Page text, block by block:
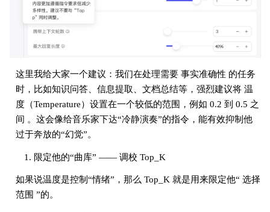
这里我给大家一个建议：我们在处理需要 事实准确性 的任务
时，比如知识问答、信息提取、文档总结等，强烈建议将 温
度（Temperature）设置在一个较低的范围，例如 0.2 到 0.5 之
间 。这会像给音乐家下达“冷静演奏”的指令，能有效抑制他
过于奔放的“幻觉”。
限定他的“曲库” —— 调校 Top_K
如果说温度是控制“情绪”，那么 Top_K 就是用来限定他“ 选择
范围 ”的。